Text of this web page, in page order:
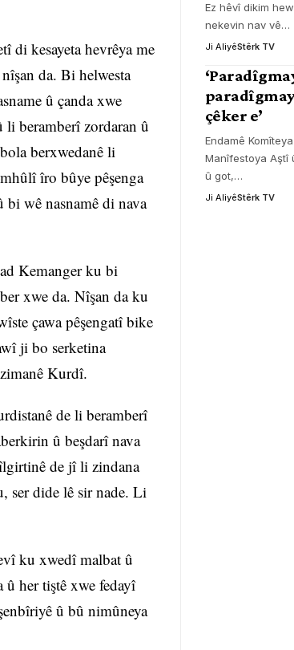
di kesayeta hevrêya me
da. Bi helwesta
û çanda xwe
li beramberî zordaran û
berxwedanê li
îro bûye pêşenga
bi wê nasnamê di nava
Kemanger ku bi
xwe da. Nîşan da ku
çawa pêşengatî bike
ji bo serketina
Kurdî.
de li beramberî
û beşdarî nava
de jî li zindana
ser dide lê sir nade. Li
ku xwedî malbat û
û her tiştê xwe fedayî
û bû nimûneya
Ez hêvî dikim
nekevin nav vê…
Ji AliyêStêrk TV
çêker e’
Endamê
Manîfestoya Aştî
û got,…
Ji AliyêStêrk TV